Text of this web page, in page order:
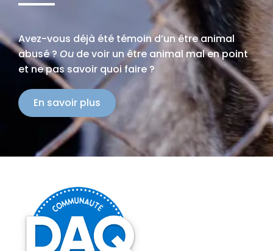
Avez-vous déjà été témoin d’un être animal
abusé ? Ou de voir un être animal mal en point
et ne pas savoir quoi faire ?
En savoir plus